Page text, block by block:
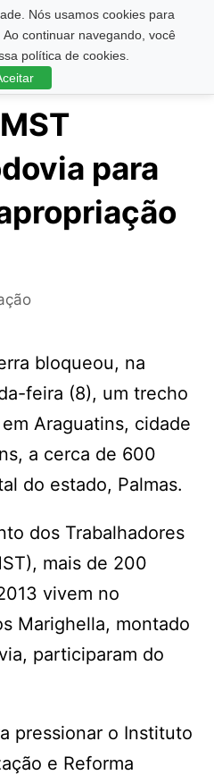
Nós usamos cookies para
continuar navegando, você
política de cookies.
para
bloqueou, na
feira (8), um trecho
Araguatins, cidade
a cerca de 600
do estado, Palmas.
dos Trabalhadores
mais de 200
vivem no
Marighella, montado
participaram do
pressionar o Instituto
e Reforma